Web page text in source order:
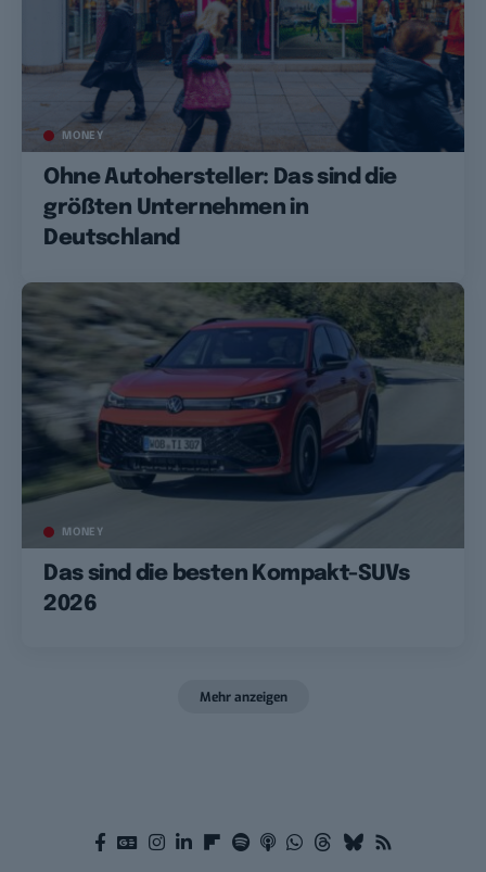
MONEY
Ohne Autohersteller: Das sind die
größten Unternehmen in
Deutschland
MONEY
Das sind die besten Kompakt-SUVs
2026
Mehr anzeigen